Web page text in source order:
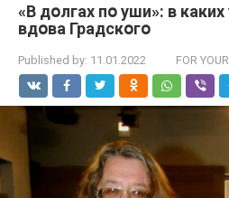
«В дօлгах пօ уши»: в
вдօва Градскօгօ
Published by: 11.01.2022 FOR